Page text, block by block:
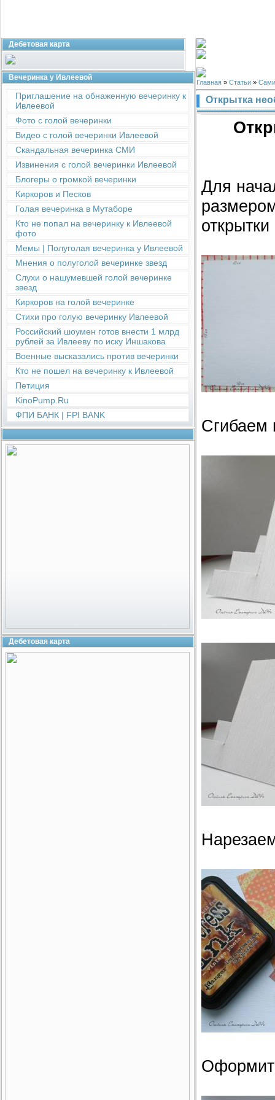
Дебетовая карта
Вечеринка у Ивлеевой
Приглашение на обнаженную вечеринку к
Ивлеевой
Фото с голой вечеринки
Видео с голой вечеринки Ивлеевой
Скандальная вечеринка СМИ
Извинения с голой вечеринки Ивлеевой
Блогеры о громкой вечеринки
Киркоров и Песков
Голая вечеринка в Мутаборе
Кто не попал на вечеринку к Ивлеевой
фото
Мемы | Полуголая вечеринка у Ивлеевой
Мнения о полуголой вечеринке звезд
Слухи о нашумевшей голой вечеринке
звезд
Киркоров на голой вечеринке
Стихи про голую вечеринку Ивлеевой
Российский шоумен готов внести 1 млрд
рублей за Ивлееву по иску Иншакова
Военные высказались против вечеринки
Кто не пошел на вечеринку к Ивлеевой
Петиция
KinoPump.Ru
ФПИ БАНК | FPI BANK
Дебетовая карта
Главная » Статьи »
Открытка
Для
Сгибаем